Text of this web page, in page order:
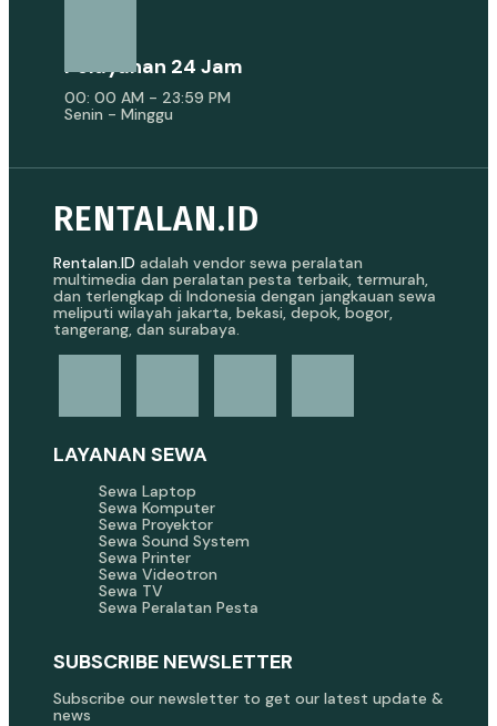
Pelayanan 24 Jam
00: 00 AM - 23:59 PM
Senin - Minggu
RENTALAN.ID
Rentalan.ID adalah vendor sewa peralatan
multimedia dan peralatan pesta terbaik, termurah,
dan terlengkap di Indonesia dengan jangkauan sewa
meliputi wilayah jakarta, bekasi, depok, bogor,
tangerang, dan surabaya.
LAYANAN SEWA
Sewa Laptop
Sewa Komputer
Sewa Proyektor
Sewa Sound System
Sewa Printer
Sewa Videotron
Sewa TV
Sewa Peralatan Pesta
SUBSCRIBE NEWSLETTER
Subscribe our newsletter to get our latest update &
news